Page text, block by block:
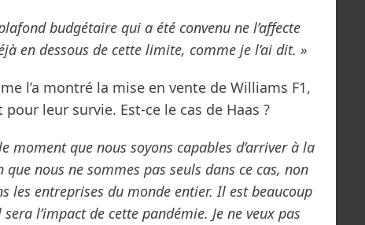
budgétaire qui a été convenu ne l’affecte
en dessous de cette limite, comme je l’ai dit. »
l’a montré la mise en vente de Williams F1,
leur survie. Est-ce le cas de Haas ?
moment que nous soyons capables d’arriver à la
nous ne sommes pas seuls dans ce cas, non
les entreprises du monde entier. Il est beaucoup
l’impact de cette pandémie. Je ne veux pas